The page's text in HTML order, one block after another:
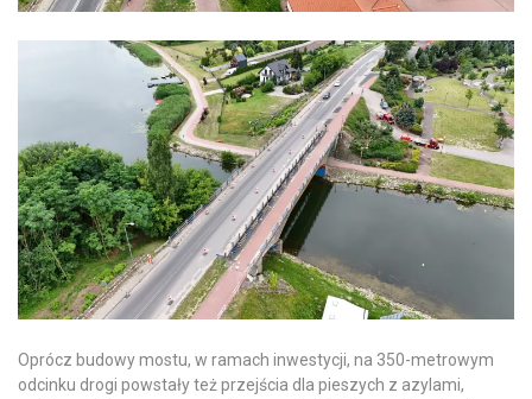
Oprócz budowy mostu, w ramach inwestycji, na 350-metrowym
odcinku drogi powstały też przejścia dla pieszych z azylami,